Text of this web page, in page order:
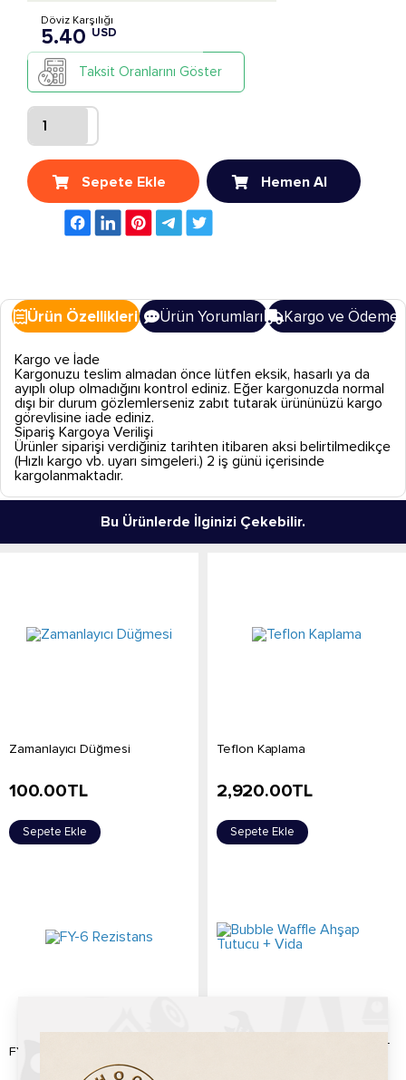
Döviz Karşılığı
5.40 USD
Taksit Oranlarını Göster
Sepete Ekle Hemen Al
Ürün Özellikleri Ürün Yorumları Kargo ve Ödeme
Kargo ve İade
Kargonuzu teslim almadan önce lütfen eksik, hasarlı ya da
ayıplı olup olmadığını kontrol ediniz. Eğer kargonuzda normal
dışı bir durum gözlemlerseniz zabıt tutarak ürününüzü kargo
görevlisine iade ediniz.
Sipariş Kargoya Verilişi
Ürünler siparişi verdiğiniz tarihten itibaren aksi belirtilmedikçe
(Hızlı kargo vb. uyarı simgeleri.) 2 iş günü içerisinde
kargolanmaktadır.
Bu Ürünlerde İlginizi Çekebilir.
Zamanlayıcı Düğmesi
100.00TL
Sepete Ekle
Teflon Kaplama
2,920.00TL
Sepete Ekle
FY-6 Rezistans
Bubble Waffle Ahşap Tutucu +